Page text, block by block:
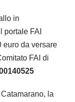
in
portale FAI
euro da versare
FAI di
la